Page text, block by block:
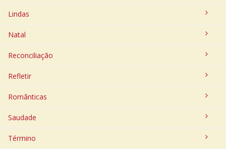
Lindas
Natal
Reconciliação
Refletir
Românticas
Saudade
Término